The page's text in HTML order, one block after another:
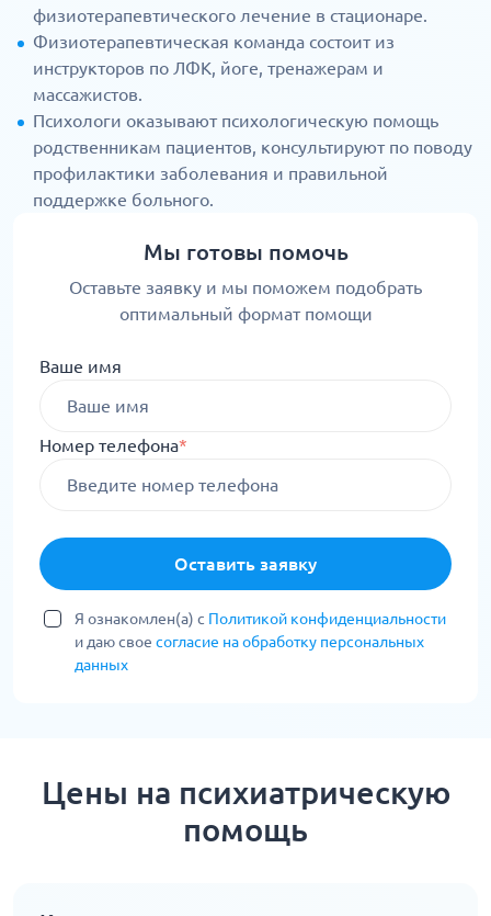
физиотерапевтического лечение в стационаре.
Физиотерапевтическая команда состоит из
инструкторов по ЛФК, йоге, тренажерам и
массажистов.
Психологи оказывают психологическую помощь
родственникам пациентов, консультируют по поводу
профилактики заболевания и правильной
поддержке больного.
Мы готовы помочь
Оставьте заявку и мы поможем подобрать
оптимальный формат помощи
Ваше имя
Номер телефона*
Оставить заявку
Я ознакомлен(а) с Политикой конфиденциальности
и даю свое согласие на обработку персональных
данных
Цены на психиатрическую
помощь